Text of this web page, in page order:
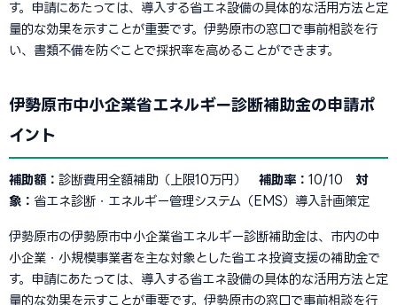
す。申請にあたっては、導入する省エネ設備の具体的な活用方法と定
量的な効果を示すことが重要です。伊勢原市の窓口で事前相談を行
い、書類不備を防ぐことで採択率を高めることができます。
伊勢原市中小企業省エネルギー診断補助金の申請ポ
イント
補助額： 診断費用全額補助（上限10万円） 補助率： 10/10 対
象： 省エネ診断・エネルギー管理システム（EMS）導入計画策定
伊勢原市の伊勢原市中小企業省エネルギー診断補助金は、市内の中
小企業・小規模事業者を主な対象とした省エネ投資支援の補助金で
す。申請にあたっては、導入する省エネ設備の具体的な活用方法と定
量的な効果を示すことが重要です。伊勢原市の窓口で事前相談を行